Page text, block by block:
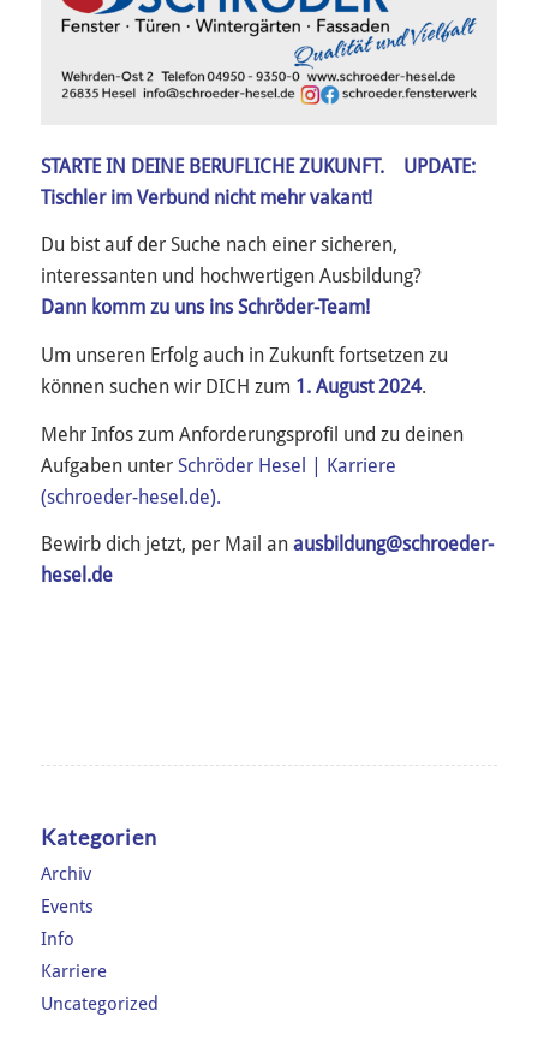
STARTE IN DEINE BERUFLICHE ZUKUNFT. UPDATE:
Tischler im Verbund nicht mehr vakant!
Du bist auf der Suche nach einer sicheren,
interessanten und hochwertigen Ausbildung?
Dann komm zu uns ins Schröder-Team!
Um unseren Erfolg auch in Zukunft fortsetzen zu
können suchen wir DICH zum 1. August 2024.
Mehr Infos zum Anforderungsprofil und zu deinen
Aufgaben unter Schröder Hesel | Karriere
(schroeder-hesel.de).
Bewirb dich jetzt, per Mail an ausbildung@schroeder-
hesel.de
Kategorien
Archiv
Events
Info
Karriere
Uncategorized